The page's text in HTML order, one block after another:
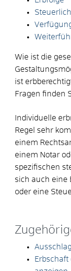
Wie ist die
ist
Fragen finden
Individuelle
Regel sehr
einem
einem Notar
spezifischen
sich auch eine
oder eine